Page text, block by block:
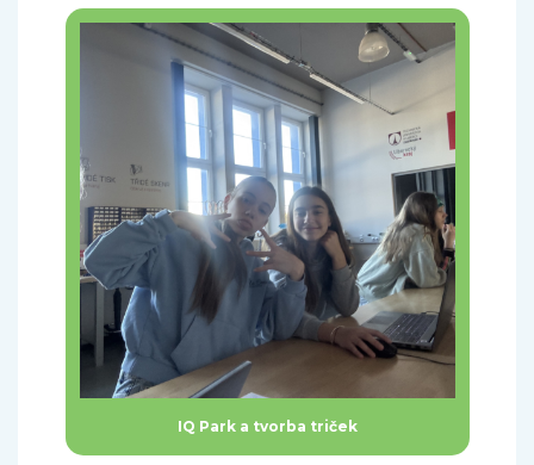
IQ Park a tvorba triček